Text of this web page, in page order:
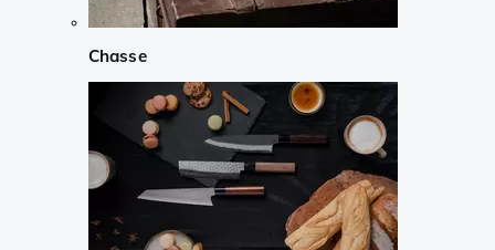
Chasse